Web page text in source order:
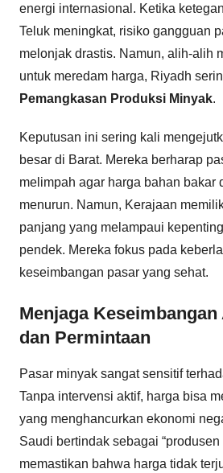
energi internasional. Ketika
Teluk meningkat, risiko gangguan
melonjak drastis. Namun, alih-alih
untuk meredam harga, Riyadh
Pemangkasan Produksi Minyak.
Keputusan ini sering kali
besar di Barat. Mereka berharap
melimpah agar harga bahan bakar
menurun. Namun, Kerajaan
panjang yang melampaui
pendek. Mereka fokus pada
keseimbangan pasar yang sehat.
Menjaga
dan Permintaan
Pasar minyak sangat sensitif
Tanpa intervensi aktif, harga bisa
yang menghancurkan ekonomi
Saudi bertindak sebagai
memastikan bahwa harga tidak